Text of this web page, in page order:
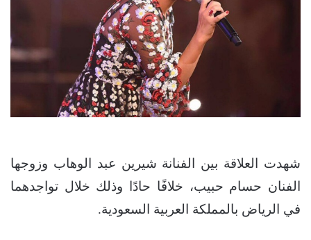
شهدت العلاقة بين الفنانة شيرين عبد الوهاب وزوجها
الفنان حسام حبيب، خلافًا حادًا وذلك خلال تواجدهما
في الرياض بالمملكة العربية السعودية.